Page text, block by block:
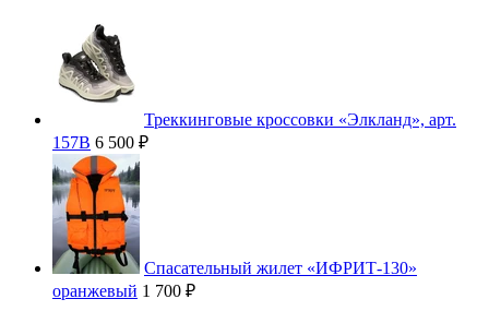
Треккинговые кроссовки «Элкланд», арт.
157В 6 500 ₽
Спасательный жилет «ИФРИТ-130»
оранжевый 1 700 ₽